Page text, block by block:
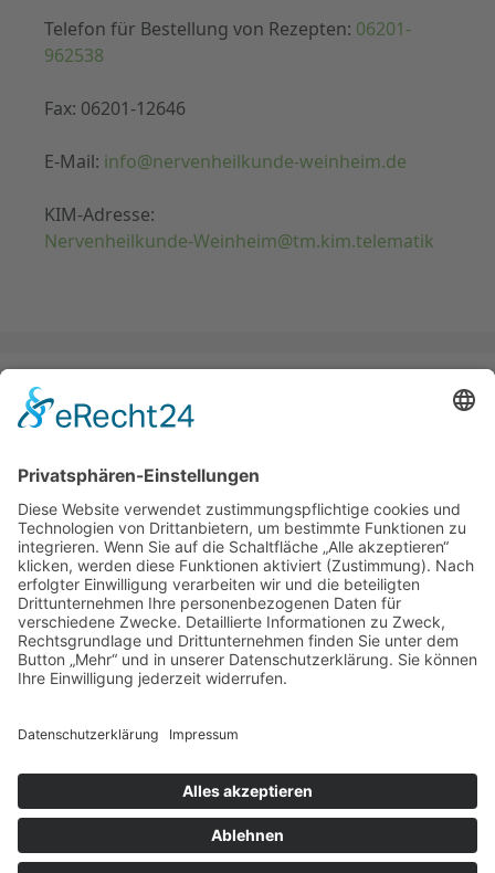
Telefon für Bestellung von Rezepten: 06201-
962538
Fax: 06201-12646
E-Mail: info@nervenheilkunde-weinheim.de
KIM-Adresse:
Nervenheilkunde-Weinheim@tm.kim.telematik
Adresse
Praxis für Neurologie, Psychiatrie und
Psychotherapie
Dr. med. Oliver Herrmann
Dr. med. Jens Th. Marx
Hildastrasse 14
69469 Weinheim
Gemeinschaftspraxis für Nervenheilkunde in
Weinheim. Realisiert von